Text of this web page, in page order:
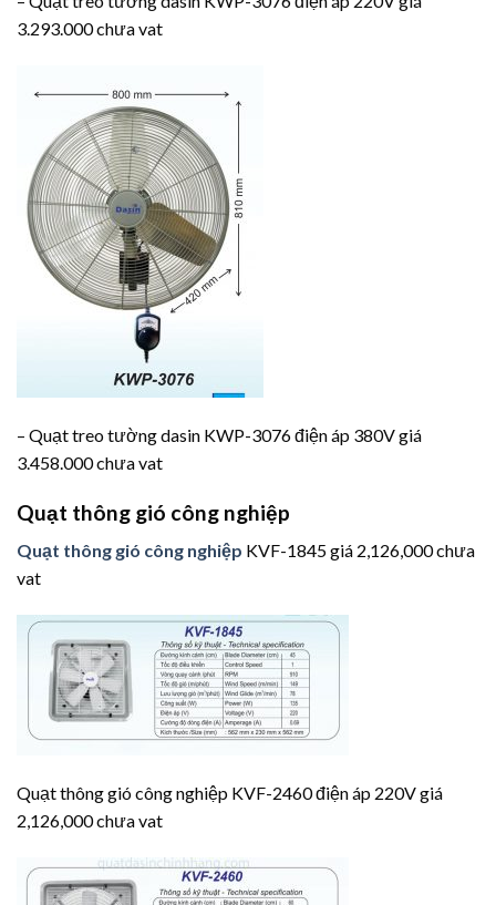
3.293.000 chưa vat
– Quạt treo tường dasin KWP-3076 điện áp 380V giá
3.458.000 chưa vat
Quạt thông gió công nghiệp
Quạt thông gió công nghiệp KVF-1845 giá 2,126,000 chưa
vat
Quạt thông gió công nghiệp KVF-2460 điện áp 220V giá
2,126,000 chưa vat